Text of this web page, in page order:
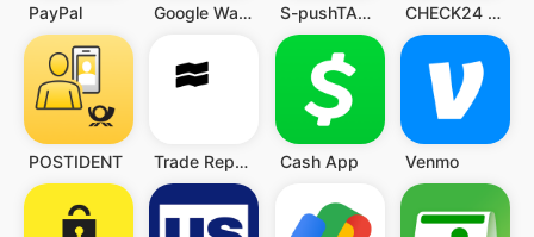
PayPal Google Wallet S-pushTAN - sichere Freigaben CHECK24 Vergleiche
POSTIDENT Trade Republic: Broker & Bank Cash App Venmo